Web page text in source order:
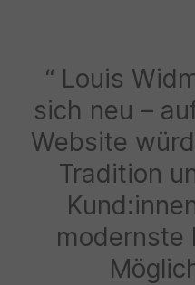
Louis
sich neu –
Website
Tradition
modernste